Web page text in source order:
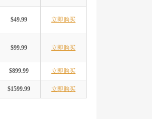
$49.99 立即购买
$99.99 立即购买
$899.99 立即购买
$1599.99 立即购买